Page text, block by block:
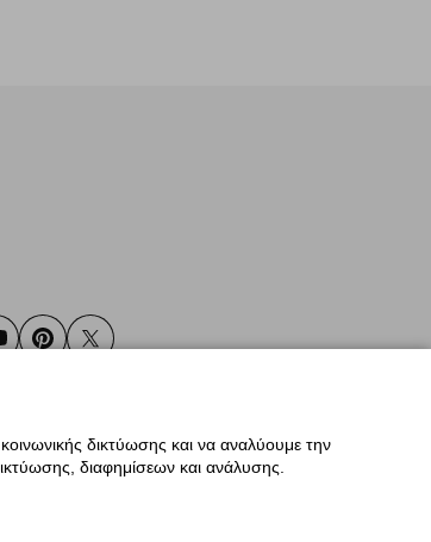
PinterestTwitter
Προσωπικών Δεδομένων
δικτύωσης και να αναλύουμε την
διαφημίσεων και ανάλυσης.